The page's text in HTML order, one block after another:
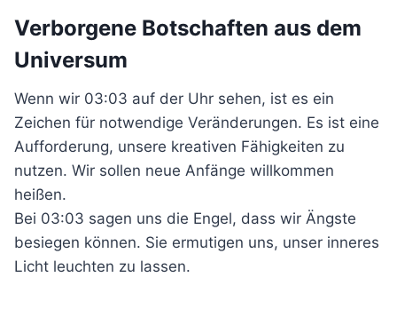
Verborgene Botschaften aus dem
Universum
Wenn wir 03:03 auf der Uhr sehen, ist es ein
Zeichen für notwendige Veränderungen. Es ist eine
Aufforderung, unsere kreativen Fähigkeiten zu
nutzen. Wir sollen neue Anfänge willkommen
heißen.
Bei 03:03 sagen uns die Engel, dass wir Ängste
besiegen können. Sie ermutigen uns, unser inneres
Licht leuchten zu lassen.